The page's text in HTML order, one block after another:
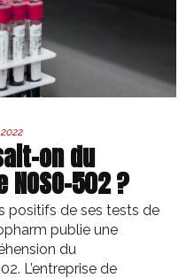
on du
502 ?
positifs de ses tests de
publie une
du
L’entreprise de